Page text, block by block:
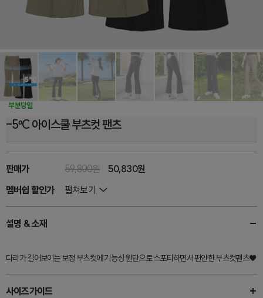
-5ºC 아이스쿨 부츠컷 팬츠
판매가 59,800원 50,830원
멤버쉽 할인가
펼쳐보기
설명 & 소재
다리가 길어보이는 보정 부츠컷에 기능성 원단으로 스포티하면서 편안한 부츠컷팬츠♥
사이즈가이드